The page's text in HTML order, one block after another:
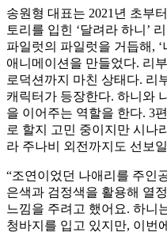
송원형 대표는 2021년 초부
토리를 입힌 ‘달려라 하니’
파일럿의 파일럿을 거듭해,
애니메이션을 만들었다. 리
로덕션까지 마친 상태다. 리
캐릭터가 등장한다. 하니와
을 이어주는 역할을 한다. 3
로 할지 고민 중이지만 시나
라 주나비 외전까지도 선보
“조연이었던 나애리를 주인
은색과 검정색을 활용해 열
느낌을 주려고 했어요. 하니
청바지를 입고 있지만, 이번